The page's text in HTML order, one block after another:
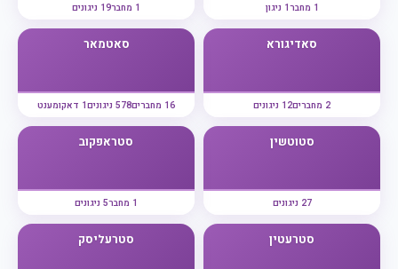
1 מחבר 1 ניגון 1 מחבר 19 ניגונים
סאדיגורא
2 מחברים 12 ניגונים
סאטמאר
16 מחברים 578 ניגונים 1 דאקומענט
סטוטשין
27 ניגונים
סטראפקוב
1 מחבר 5 ניגונים
סטרעטין סטרעליסק